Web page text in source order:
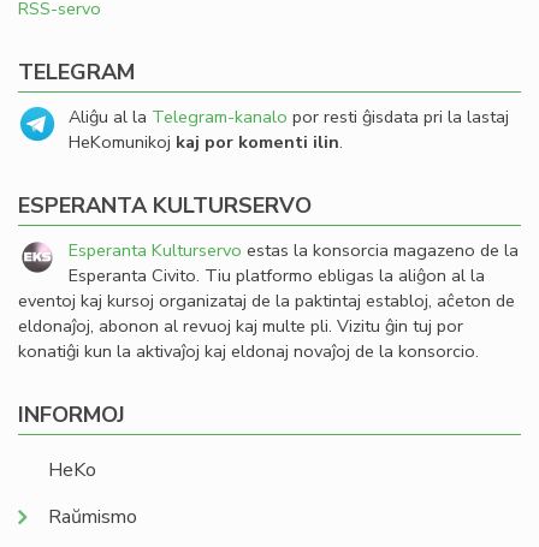
RSS-servo
TELEGRAM
Aliĝu al la Telegram-kanalo por resti ĝisdata pri la lastaj
HeKomunikoj kaj por komenti ilin.
ESPERANTA KULTURSERVO
Esperanta Kulturservo estas la konsorcia magazeno de la
Esperanta Civito. Tiu platformo ebligas la aliĝon al la
eventoj kaj kursoj organizataj de la paktintaj establoj, aĉeton de
eldonaĵoj, abonon al revuoj kaj multe pli. Vizitu ĝin tuj por
konatiĝi kun la aktivaĵoj kaj eldonaj novaĵoj de la konsorcio.
INFORMOJ
HeKo
Raŭmismo